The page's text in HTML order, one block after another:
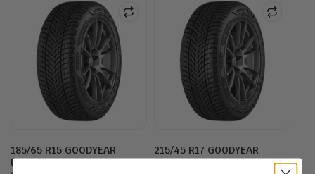
185/65 R15 GOODYEAR
ULTRAGRIP PERFORMANCE 3
215/45 R17 GOODYEAR
ULTRAGRIP PERFORMANCE 3